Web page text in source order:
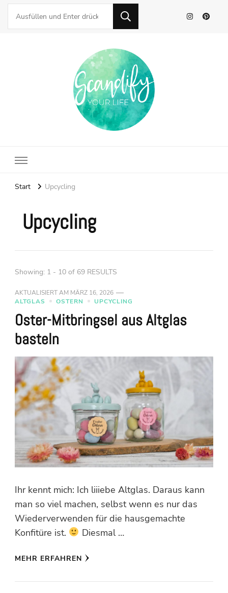
Start Upcycling
Upcycling
Showing: 1 - 10 of 69 RESULTS
AKTUALISIERT AM MÄRZ 16, 2026
ALTGLAS
OSTERN UPCYCLING
Oster-Mitbringsel aus Altglas
basteln
Ihr kennt mich: Ich liiiebe Altglas. Daraus kann
man so viel machen, selbst wenn es nur das
Wiederverwenden für die hausgemachte
Konfitüre ist.
Diesmal …
MEHR ERFAHREN